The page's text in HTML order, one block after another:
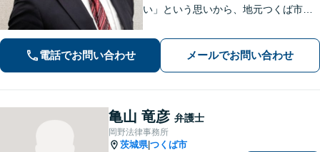
い」という思いから、地元つくば市で
育費など幅広いトラブルに対応【相
続・遺言】残された借金・不動産に困
っていませんか？
電話でお問い合わせ メールでお問い合わせ
亀山 竜彦 弁護士
岡野法律事務所
茨城県|つくば市